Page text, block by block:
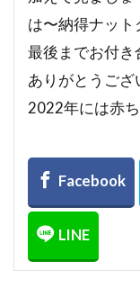
は〜納得ナット
最後までお付き
ありがとうござ
2022年には赤